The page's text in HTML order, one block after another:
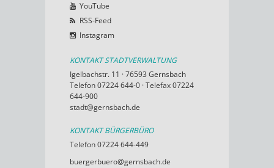
YouTube
RSS-Feed
Instagram
KONTAKT STADTVERWALTUNG
Igelbachstr. 11 · 76593 Gernsbach
Telefon 07224 644-0 · Telefax 07224
644-900
stadt@gernsbach.de
KONTAKT BÜRGERBÜRO
Telefon 07224 644-449
buergerbuero@gernsbach.de